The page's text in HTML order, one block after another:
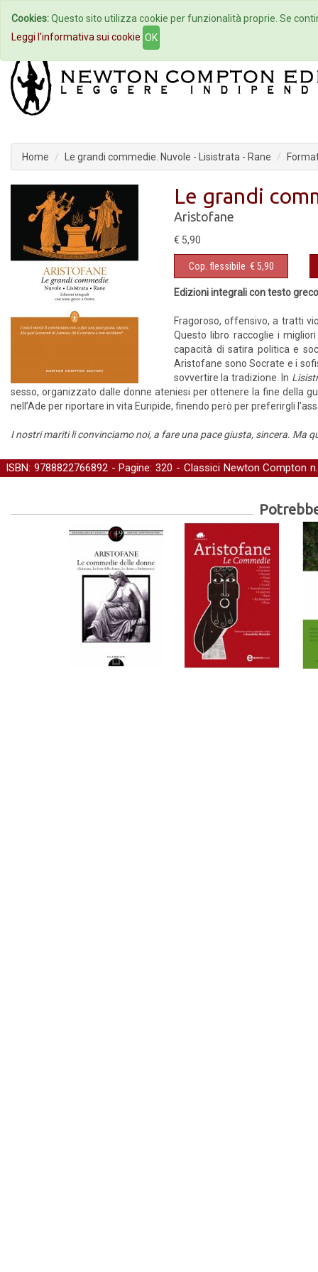
Home Autori Eventi
Home Le grandi commedie. Nuvole - Lisistrata - Rane
Le grandi
Aristofane
€ 5,90
Cop. flessibile € 5,90
Edizioni integrali con testo
Fragoroso, offensivo, a tratti
Questo libro raccoglie i
capacità di satira politica e
Aristofane sono Socrate e i
sovvertire la tradizione. In
sesso, organizzato dalle donne ateniesi per ottenere la fine della
nell’Ade per riportare in vita Euripide, finendo però per preferirgli
I nostri mariti li convinciamo noi, a fare una pace giusta, sincera. Ma
ISBN: 9788822766892 - Pagine: 320 - Classici Newton Compton
Cookies:Questo sito utilizza cookie per funzionalità proprie. Se
Leggi l'informativa sui cookie OK